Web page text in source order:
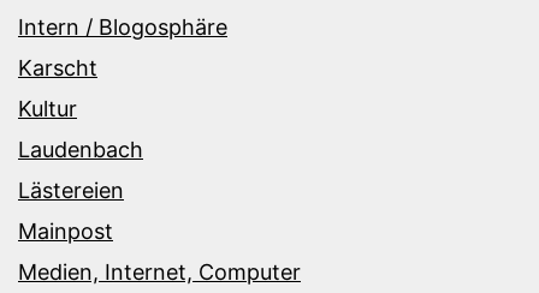
Intern / Blogosphäre
Karscht
Kultur
Laudenbach
Lästereien
Mainpost
Medien, Internet, Computer